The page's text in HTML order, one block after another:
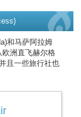
和马萨阿拉姆
洲直飞赫尔格
且一些旅行社也